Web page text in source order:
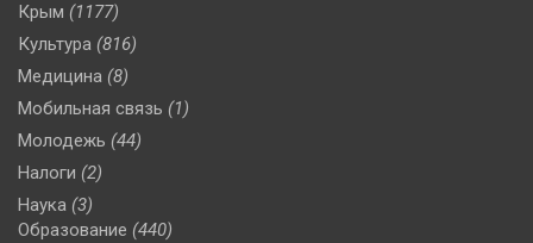
Крым (1177)
Культура (816)
Медицина (8)
Мобильная связь (1)
Молодежь (44)
Налоги (2)
Наука (3)
Образование (440)